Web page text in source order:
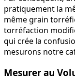
pratiquement la
même grain
torréfaction
qui crée la
mesurons notre
Mesurer au